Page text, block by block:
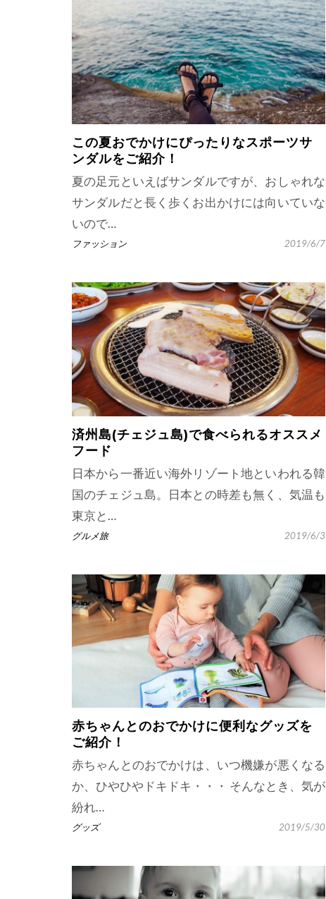
この夏おでかけにぴったりなスポーツサ
ンダルをご紹介！
夏の足元といえばサンダルですが、おしゃれな
サンダルだと長く歩くお出かけには向いていな
いので…
ファッション 2019/6/7
済州島(チェジュ島)で食べられるオススメ
フード
日本から一番近い海外リゾート地といわれる韓
国のチェジュ島。日本との時差も無く、気温も
東京と…
グルメ旅 2019/6/3
赤ちゃんとのおでかけに便利なグッズを
ご紹介！
赤ちゃんとのおでかけは、いつ機嫌が悪くなる
か、ひやひやドキドキ・・・ そんなとき、気が
紛れ…
グッズ 2019/5/30